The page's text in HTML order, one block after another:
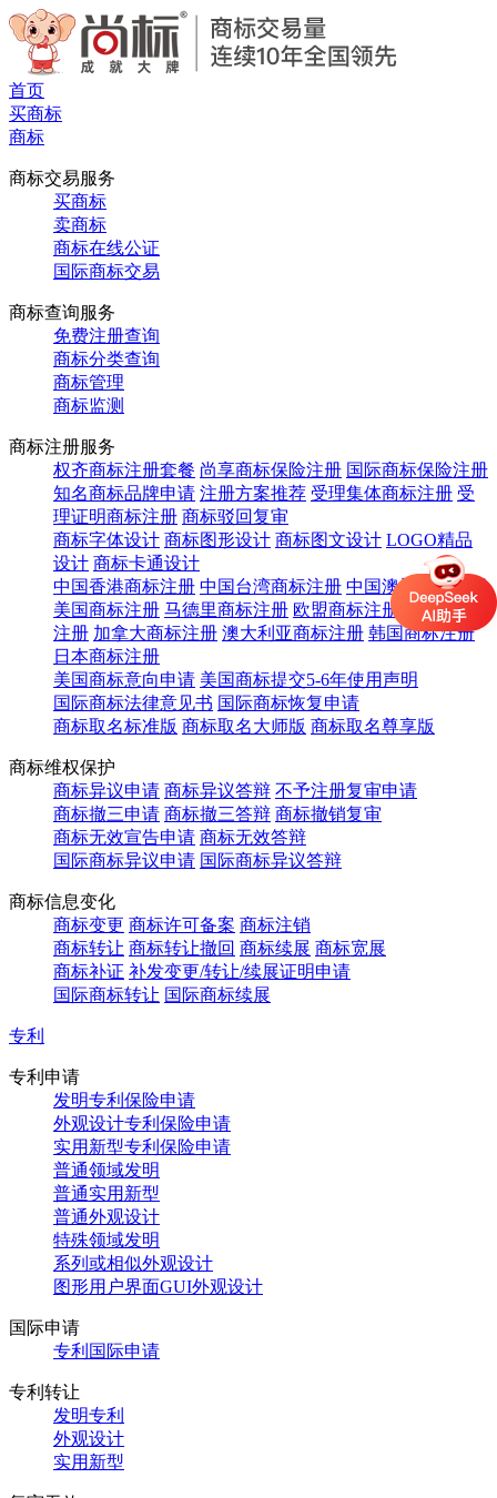
首页
买商标
商标
商标交易服务
买商标
卖商标
商标在线公证
国际商标交易
商标查询服务
免费注册查询
商标分类查询
商标管理
商标监测
商标注册服务
权齐商标注册套餐 尚享商标保险注册 国际商标保险注册
知名商标品牌申请 注册方案推荐 受理集体商标注册 受
理证明商标注册 商标驳回复审
商标字体设计 商标图形设计 商标图文设计 LOGO精品
设计 商标卡通设计
中国香港商标注册 中国台湾商标注册 中国澳门商标注册
美国商标注册 马德里商标注册 欧盟商标注册
英国商标
注册 加拿大商标注册 澳大利亚商标注册 韩国商标注册
日本商标注册
美国商标意向申请 美国商标提交5-6年使用声明
国际商标法律意见书 国际商标恢复申请
商标取名标准版 商标取名大师版 商标取名尊享版
商标维权保护
商标异议申请 商标异议答辩 不予注册复审申请
商标撤三申请 商标撤三答辩 商标撤销复审
商标无效宣告申请 商标无效答辩
国际商标异议申请 国际商标异议答辩
商标信息变化
商标变更 商标许可备案 商标注销
商标转让 商标转让撤回 商标续展 商标宽展
商标补证 补发变更/转让/续展证明申请
国际商标转让 国际商标续展
专利
专利申请
发明专利保险申请
外观设计专利保险申请
实用新型专利保险申请
普通领域发明
普通实用新型
普通外观设计
特殊领域发明
系列或相似外观设计
图形用户界面GUI外观设计
国际申请
专利国际申请
专利转让
发明专利
外观设计
实用新型